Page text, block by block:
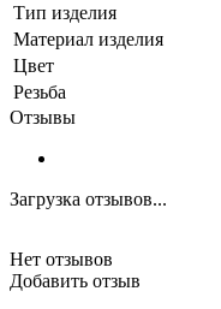
Тип изделия
Материал изделия
Цвет
Резьба
Отзывы
Загрузка отзывов...
Нет отзывов
Добавить отзыв